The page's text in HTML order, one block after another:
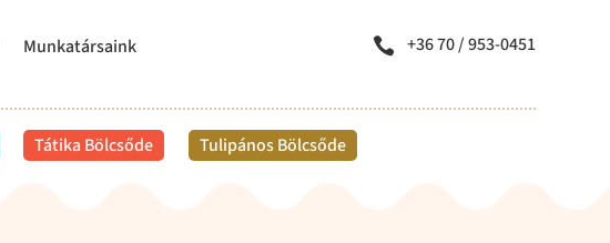
Munkatársaink
 +36 70 / 953-0451
Tátika Bölcsőde Tulipános Bölcsőde